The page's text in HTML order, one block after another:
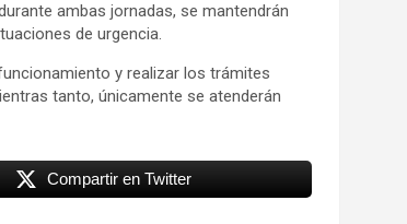
ambas jornadas, se mantendrán
de urgencia.
y realizar los trámites
tanto, únicamente se atenderán
Compartir en Twitter